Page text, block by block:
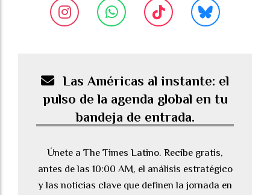
Las Américas al instante: el
pulso de la agenda global en tu
bandeja de entrada.
Únete a The Times Latino. Recibe gratis,
antes de las 10:00 AM, el análisis estratégico
y las noticias clave que definen la jornada en